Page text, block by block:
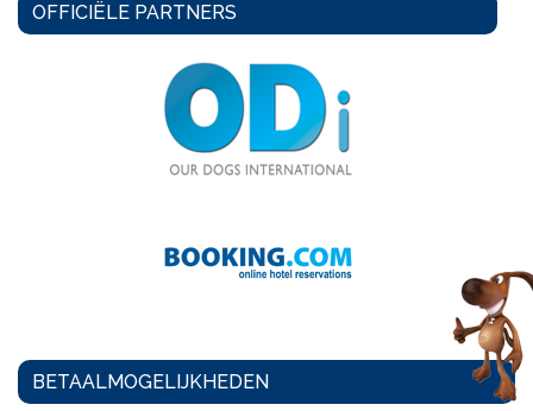
OFFICIËLE PARTNERS
BETAALMOGELIJKHEDEN